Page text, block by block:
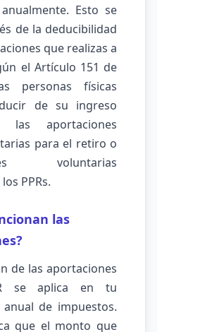
Esto se
de la deducibilidad
que realizas a
el Artículo 151 de
personas físicas
de su ingreso
las aportaciones
para el retiro o
voluntarias
PPRs.
las
de las aportaciones
se aplica en tu
anual de impuestos.
que el monto que